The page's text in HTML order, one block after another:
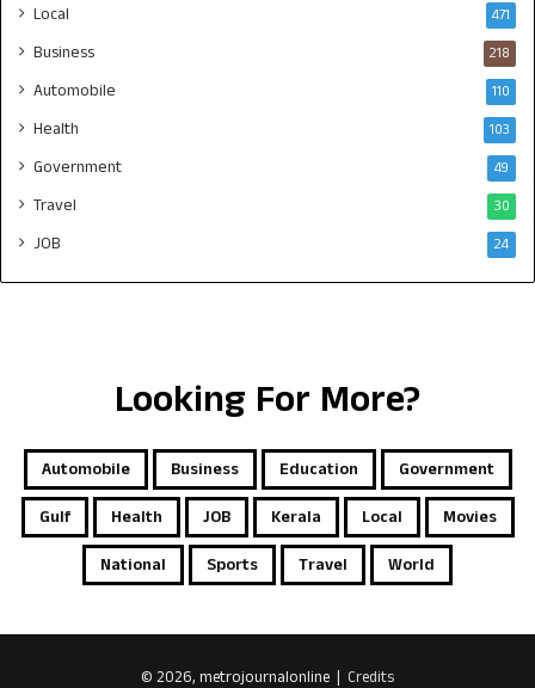
Local 471
Business 218
Automobile 110
Health 103
Government 49
Travel 30
JOB 24
Looking For More?
Automobile Business Education
Government
Gulf
Health JOB Kerala Local
Movies
National
Sports Travel World
© 2026, metrojournalonline | Credits